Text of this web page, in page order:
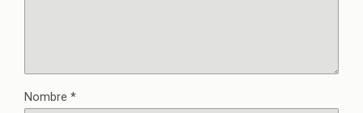
Nombre *